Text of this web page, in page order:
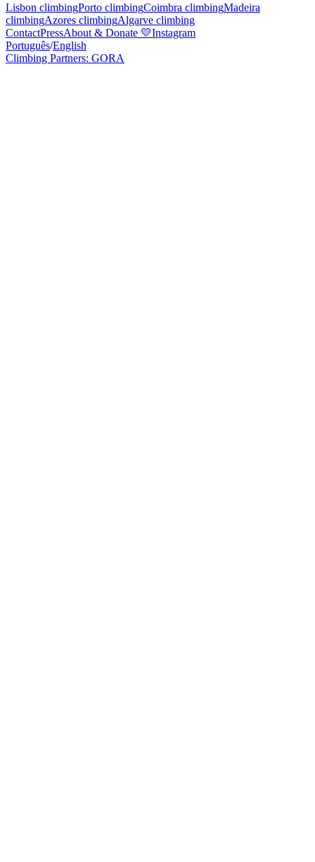
Lisbon climbingPorto climbingCoimbra climbingMadeira
climbingAzores climbingAlgarve climbing
ContactPressAbout & Donate 💛Instagram
Português/English
Climbing Partners: GORA